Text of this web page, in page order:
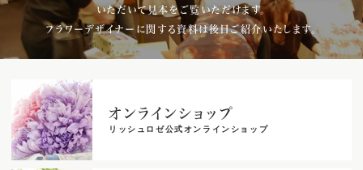
いただいて見本をご覧いただけます。
フラワーデザイナーに関する資料は後日ご紹介いたします。
オンラインショップ
リッシュロゼ公式オンラインショップ